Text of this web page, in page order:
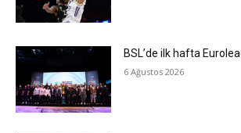
BSL’de ilk hafta
6 Ağustos 2026